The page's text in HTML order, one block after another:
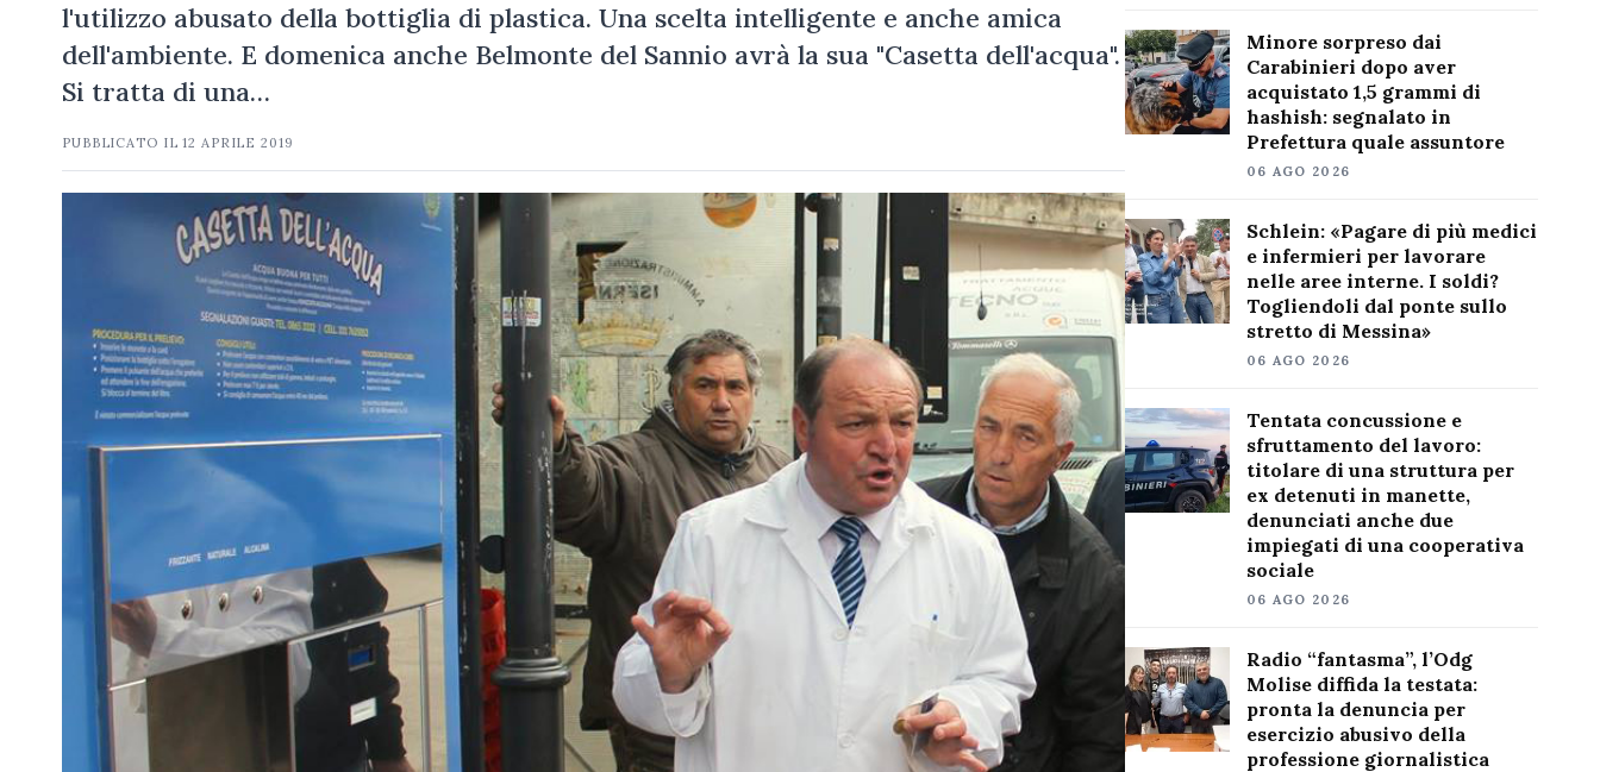
l'utilizzo abusato della bottiglia di plastica. Una scelta intelligente e anche amica
dell'ambiente. E domenica anche Belmonte del Sannio avrà la sua "Casetta dell'acqua".
Si tratta di una…
PUBBLICATO IL12 APRILE 2019
Minore sorpreso dai
Carabinieri dopo aver
acquistato 1,5 grammi di
hashish: segnalato in
Prefettura quale assuntore
06 AGO 2026
Schlein: «Pagare di più medici
e infermieri per lavorare
nelle aree interne. I soldi?
Togliendoli dal ponte sullo
stretto di Messina»
06 AGO 2026
Tentata concussione e
sfruttamento del lavoro:
titolare di una struttura per
ex detenuti in manette,
denunciati anche due
impiegati di una cooperativa
sociale
06 AGO 2026
Radio “fantasma”, l’Odg
Molise diffida la testata:
pronta la denuncia per
esercizio abusivo della
professione giornalistica